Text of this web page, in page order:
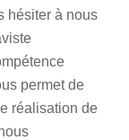
hésiter à nous
permet de
réalisation de